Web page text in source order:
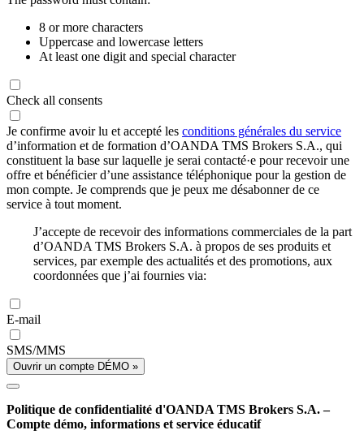
8 or more characters
Uppercase and lowercase letters
At least one digit and special character
Check all consents
Je confirme avoir lu et accepté les conditions générales du service
d’information et de formation d’OANDA TMS Brokers S.A., qui
constituent la base sur laquelle je serai contacté·e pour recevoir une
offre et bénéficier d’une assistance téléphonique pour la gestion de
mon compte. Je comprends que je peux me désabonner de ce
service à tout moment.
J’accepte de recevoir des informations commerciales de la part
d’OANDA TMS Brokers S.A. à propos de ses produits et
services, par exemple des actualités et des promotions, aux
coordonnées que j’ai fournies via:
E-mail
SMS/MMS
Ouvrir un compte DÉMO »
Politique de confidentialité d'OANDA TMS Brokers S.A. –
Compte démo, informations et service éducatif